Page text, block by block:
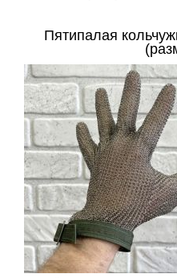
Пятипалая